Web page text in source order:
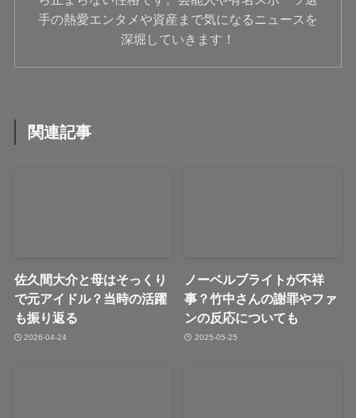
手の熱愛エンタメや資産まで気になるニュースを
深堀していきます！
関連記事
佐久間大介と母はそっくり
で元アイドル？当時の活躍
も振り返る
2026-04-24
ノーベルブライトが不祥
事？竹中さんの謝罪やファ
ンの反応についても
2025-05-25